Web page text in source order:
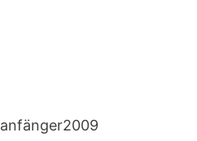
anfänger2009